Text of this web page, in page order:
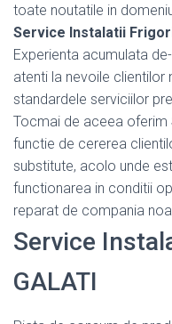
toate noutatile in
Service Instalatii
Experienta acumulata
atenti la nevoile clientilor
standardele serviciilor
Tocmai de aceea oferim
functie de cererea
substitute, acolo unde
functionarea in conditii
reparat de compania
Service
GALATI